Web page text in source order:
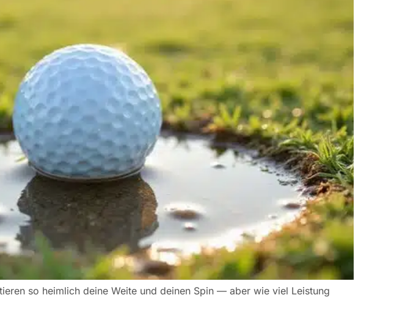
so heimlich deine Weite und deinen Spin — aber wie viel Leistung